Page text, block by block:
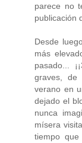
parece no
publicación
Desde
más
pasado...
graves, de
verano en
dejado el
nunca
mísera
tiempo